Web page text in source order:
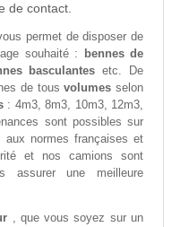
de contact.
permet de disposer de
souhaité :
bennes de
basculantes etc. De
de tousvolumes selon
: 4m3, 8m3, 10m3, 12m3,
sont possibles sur
aux normes françaises et
et nos camions sont
assurer une meilleure
, que vous soyez sur un